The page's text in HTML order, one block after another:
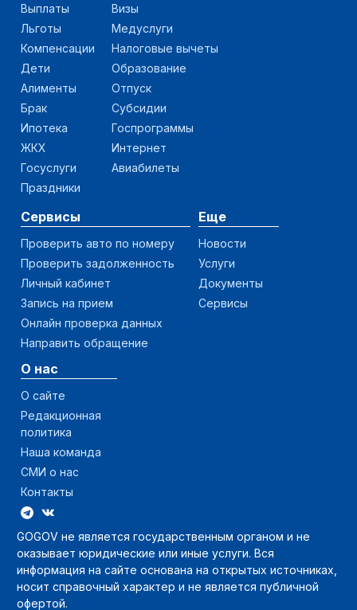
Выплаты
Льготы
Компенсации
Дети
Алименты
Брак
Ипотека
ЖКХ
Госуслуги
Праздники
Визы
Медуслуги
Налоговые вычеты
Образование
Отпуск
Субсидии
Госпрограммы
Интернет
Авиабилеты
Сервисы
Проверить авто по номеру
Проверить задолженность
Личный кабинет
Запись на прием
Онлайн проверка данных
Направить обращение
Еще
Новости
Услуги
Документы
Сервисы
О нас
О сайте
Редакционная
политика
Наша команда
СМИ о нас
Контакты
GOGOV не является государственным органом и не
оказывает юридические или иные услуги. Вся
информация на сайте основана на открытых источниках,
носит справочный характер и не является публичной
офертой.